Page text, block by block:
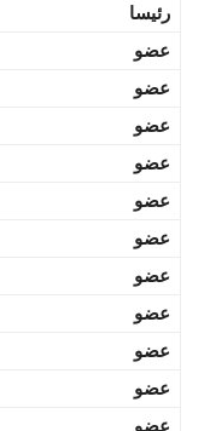
رئيسا
عضو
عضو
عضو
عضو
عضو
عضو
عضو
عضو
عضو
عضو
عضو